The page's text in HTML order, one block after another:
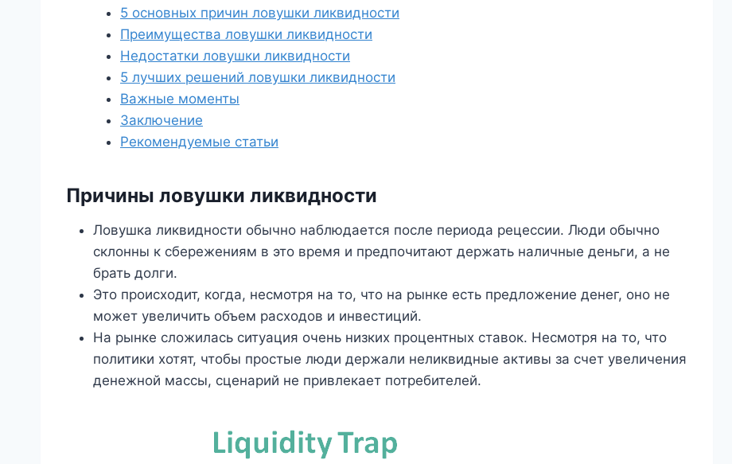
5 основных причин ловушки ликвидности
Преимущества ловушки ликвидности
Недостатки ловушки ликвидности
5 лучших решений ловушки ликвидности
Важные моменты
Заключение
Рекомендуемые статьи
Причины ловушки ликвидности
Ловушка ликвидности обычно наблюдается после периода рецессии. Люди обычно
склонны к сбережениям в это время и предпочитают держать наличные деньги, а не
брать долги.
Это происходит, когда, несмотря на то, что на рынке есть предложение денег, оно не
может увеличить объем расходов и инвестиций.
На рынке сложилась ситуация очень низких процентных ставок. Несмотря на то, что
политики хотят, чтобы простые люди держали неликвидные активы за счет увеличения
денежной массы, сценарий не привлекает потребителей.